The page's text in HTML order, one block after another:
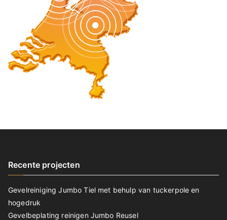
Recente projecten
Gevelreiniging Jumbo Tiel met behulp van tuckerpole en
hogedruk
Gevelbeplating reinigen Jumbo Reusel